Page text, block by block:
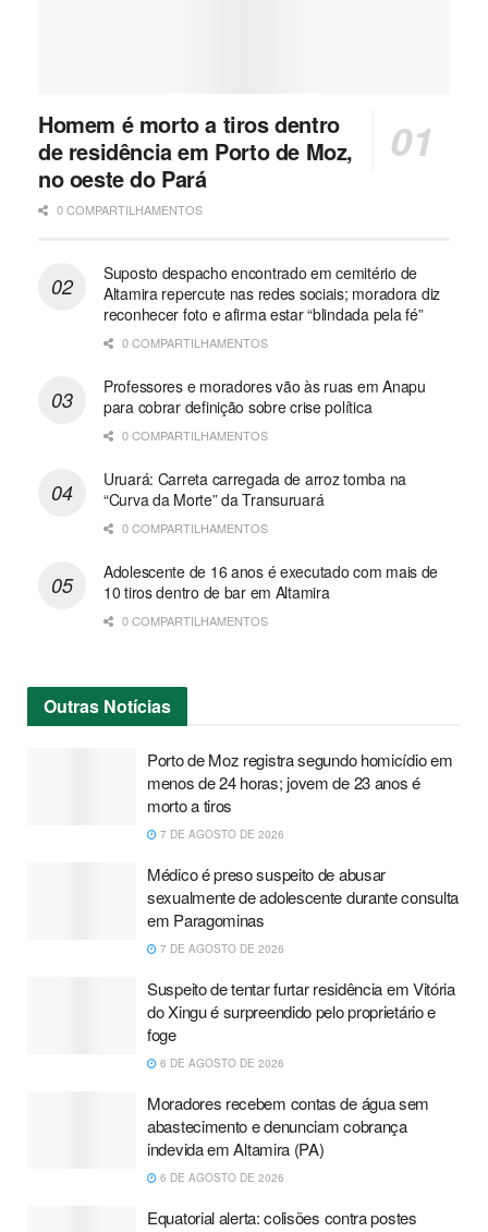
Homem é morto a tiros dentro
de residência em Porto de Moz,
no oeste do Pará
0 COMPARTILHAMENTOS
Suposto despacho encontrado em cemitério de
Altamira repercute nas redes sociais; moradora diz
reconhecer foto e afirma estar “blindada pela fé”
0 COMPARTILHAMENTOS
Professores e moradores vão às ruas em Anapu
para cobrar definição sobre crise política
0 COMPARTILHAMENTOS
Uruará: Carreta carregada de arroz tomba na
“Curva da Morte” da Transuruará
0 COMPARTILHAMENTOS
Adolescente de 16 anos é executado com mais de
10 tiros dentro de bar em Altamira
0 COMPARTILHAMENTOS
Outras Notícias
Porto de Moz registra segundo homicídio em
menos de 24 horas; jovem de 23 anos é
morto a tiros
7 DE AGOSTO DE 2026
Médico é preso suspeito de abusar
sexualmente de adolescente durante consulta
em Paragominas
7 DE AGOSTO DE 2026
Suspeito de tentar furtar residência em Vitória
do Xingu é surpreendido pelo proprietário e
foge
6 DE AGOSTO DE 2026
Moradores recebem contas de água sem
abastecimento e denunciam cobrança
indevida em Altamira (PA)
6 DE AGOSTO DE 2026
Equatorial alerta: colisões contra postes